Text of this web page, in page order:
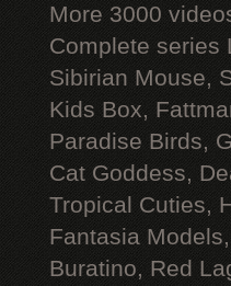
More 3000
Complete series
Sibirian Mouse,
Kids Box,
Paradise Birds,
Cat Goddess,
Tropical Cuties,
Fantasia
Buratino, Red